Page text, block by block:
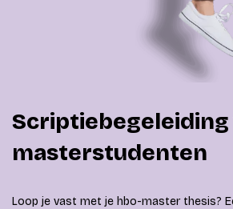
Scriptiebegeleiding
masterstudenten
Loop je vast met je hbo-master thesis?